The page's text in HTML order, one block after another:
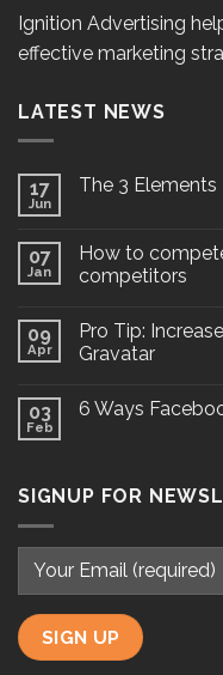
Ignition Advertising
effective marketing
LATEST NEWS
17
Jun
The 3 Elements
07
Jan
How to
competitors
09
Apr
Pro Tip:
Gravatar
03
Feb
6 Ways
SIGNUP FOR